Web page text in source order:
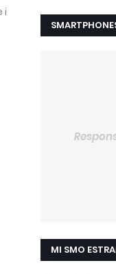
i
MI SMO